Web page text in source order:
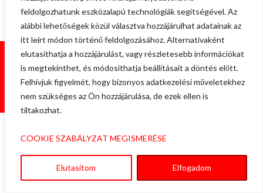
feldolgozhatunk eszközalapú technológiák segítségével. Az
alábbi lehetőségek közül választva hozzájárulhat adatainak az
itt leírt módon történő feldolgozásához. Alternatívaként
elutasíthatja a hozzájárulást, vagy részletesebb információkat
is megtekinthet, és módosíthatja beállításait a döntés előtt.
Felhívjuk figyelmét, hogy bizonyos adatkezelési műveletekhez
nem szükséges az Ön hozzájárulása, de ezek ellen is
tiltakozhat.
COOKIE SZABÁLYZAT MEGISMERÉSE
Elutasítom Elfogadom
számlaszámra tudja kiegyenlíteni az összeget, biztonságos
megoldás).
Adatvédelmi tájékoztató
© 2022-2026 Gombos Anett | Készítette:
MorNeo
Informatika